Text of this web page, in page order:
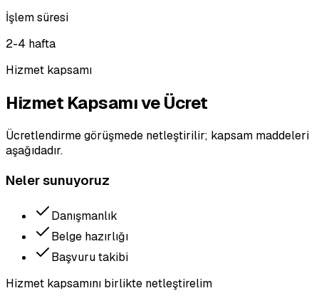
İşlem süresi
2-4 hafta
Hizmet kapsamı
Hizmet Kapsamı ve Ücret
Ücretlendirme görüşmede netleştirilir; kapsam maddeleri
aşağıdadır.
Neler sunuyoruz
Danışmanlık
Belge hazırlığı
Başvuru takibi
Hizmet kapsamını birlikte netleştirelim